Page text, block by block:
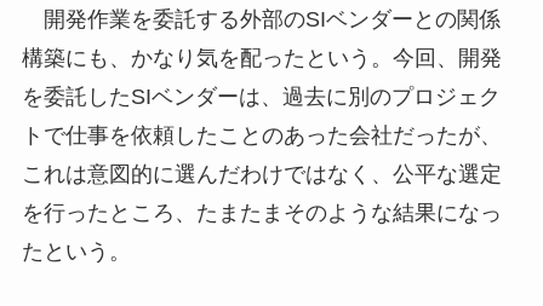
開発作業を委託する外部のSIベンダーとの関係
構築にも、かなり気を配ったという。今回、開発
を委託したSIベンダーは、過去に別のプロジェク
トで仕事を依頼したことのあった会社だったが、
これは意図的に選んだわけではなく、公平な選定
を行ったところ、たまたまそのような結果になっ
たという。